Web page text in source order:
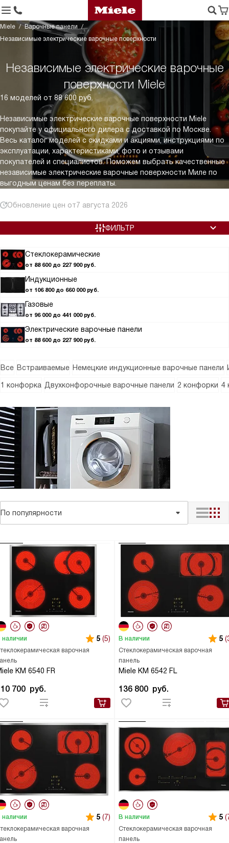
Miele
Варочные панели
Независимые электрические варочные поверхности
Независимые электрические варочные
поверхности Miele
16 моделей от 88 600 руб.
Независимые электрические варочные поверхности Miele
покупайте у официального дилера с доставкой по Москве.
Весь каталог моделей с скидками и акциями, инструкциями по
эксплуатации, характеристиками, фото и отзывами
покупателей и специалистов. Поможем выбрать качественные
независимые электрические варочные поверхности Миле по
выгодным ценам без переплаты.
Обновление цен от7 августа 2026
Стеклокерамические
от 88 600 до 227 900 руб.
Индукционные
от 106 800 до 660 000 руб.
Газовые
от 96 000 до 441 000 руб.
Электрические варочные панели
от 88 600 до 227 900 руб.
ФИЛЬТР
Все Встраиваемые Немецкие индукционные варочные панели
1 конфорка Двухконфорочные варочные панели 2 конфорки 4
По популярности
варочная
KM 6540 FR
наличии 5 (5)
700 руб.
Стеклокерамическая варочная
панель
Miele KM 6542 FL
В наличии 5
136 800 руб.
варочная
наличии 5 (7)
Стеклокерамическая варочная
панель
В наличии 5